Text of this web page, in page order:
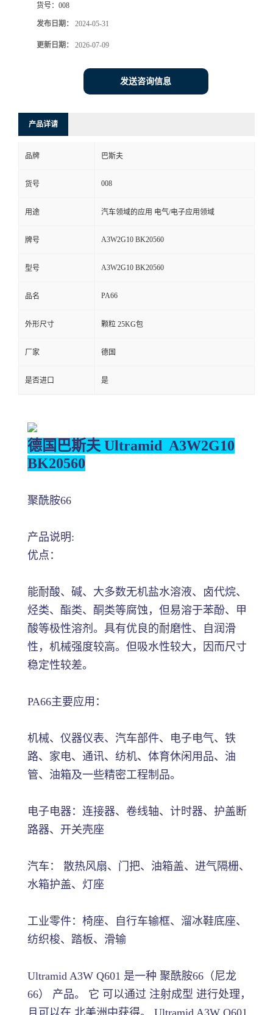
式
在
线
货号： 008
发布日期： 2024-05-31
更新日期： 2026-07-09
发送咨询信息
产品详请
品牌 巴斯夫
货号 008
用途 汽车领域的应用 电气/电子应用领域
牌号 A3W2G10 BK20560
型号 A3W2G10 BK20560
品名 PA66
外形尺寸 颗粒 25KG包
厂家 德国
是否进口 是
德国巴斯夫 Ultramid A3W2G10
BK20560
聚酰胺66
产品说明:
优点：
能耐酸、碱、大多数无机盐水溶液、卤代烷、
烃类、酯类、酮类等腐蚀，但易溶于苯酚、甲
酸等极性溶剂。具有优良的耐磨性、自润滑
性，机械强度较高。但吸水性较大，因而尺寸
稳定性较差。
PA66主要应用：
机械、仪器仪表、汽车部件、电子电气、铁
路、家电、通讯、纺机、体育休闲用品、油
管、油箱及一些精密工程制品。
电子电器：连接器、卷线轴、计时器、护盖断
路器、开关壳座
汽车： 散热风扇、门把、油箱盖、进气隔栅、
水箱护盖、灯座
工业零件：椅座、自行车输框、溜冰鞋底座、
纺织梭、踏板、滑输
Ultramid A3W Q601 是一种 聚酰胺66（尼龙
66） 产品。 它 可以通过 注射成型 进行处理，
且可以在 北美洲中获得。 Ultramid A3W Q601